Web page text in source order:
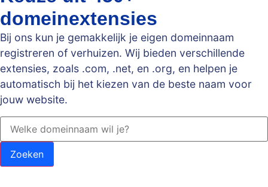
domeinextensies
Bij ons kun je gemakkelijk je eigen domeinnaam
registreren of verhuizen. Wij bieden verschillende
extensies, zoals .com, .net, en .org, en helpen je
automatisch bij het kiezen van de beste naam voor
jouw website.